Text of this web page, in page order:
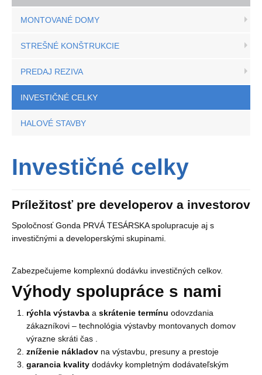
ZAMESTNANIE
MONTOVANÉ DOMY
STREŠNÉ KONŠTRUKCIE
PREDAJ REZIVA
INVESTIČNÉ CELKY
HALOVÉ STAVBY
Investičné celky
Príležitosť pre developerov a investorov
Spoločnosť Gonda PRVÁ TESÁRSKA spolupracuje aj s
investičnými a developerskými skupinami.
Zabezpečujeme komplexnú dodávku investičných celkov.
Výhody spolupráce s nami
rýchla výstavba a skrátenie termínu odovzdania
zákazníkovi – technológia výstavby montovanych domov
výrazne skráti čas .
zníženie nákladov na výstavbu, presuny a prestoje
garancia kvality dodávky kompletným dodávateľským